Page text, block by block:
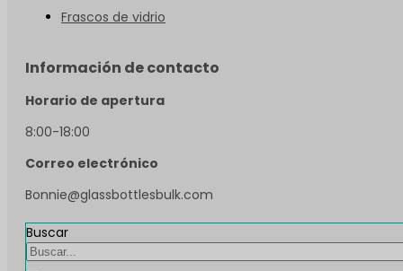
Frascos de vidrio
Información de contacto
Horario de apertura
8:00-18:00
Correo electrónico
Bonnie@glassbottlesbulk.com
Buscar